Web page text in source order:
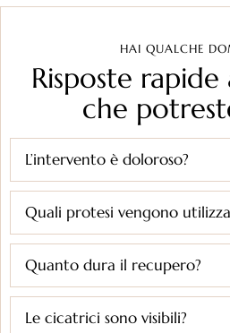
HAI QUALCHE
Risposte
che
L’intervento è doloroso?
Quali protesi vengono
Quanto dura il recupero?
Le cicatrici sono visibili?